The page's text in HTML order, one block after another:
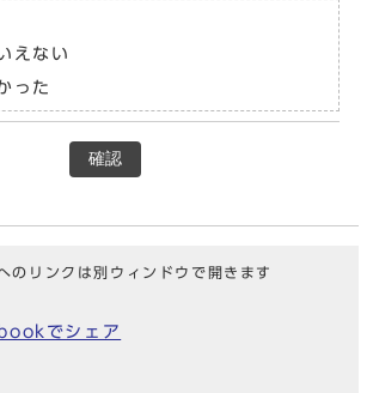
えない
った
確認
のリンクは別ウィンドウで開きます
でシェア